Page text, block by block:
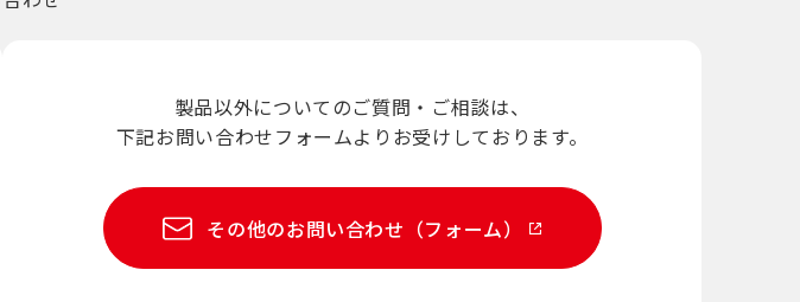
製品以外についてのご質問・ ご相談は、
下記お問い合わせフォームよりお受けしております。
その他のお問い合わせ （フォーム）